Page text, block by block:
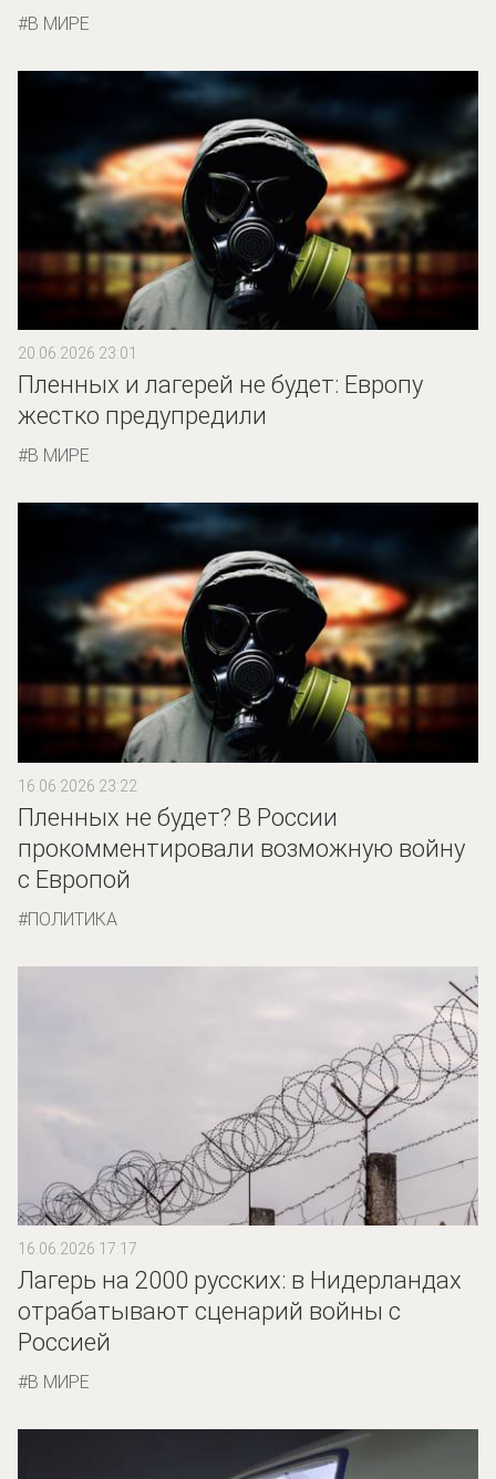
В МИРЕ
20.06.2026 23:01
Пленных и лагерей не будет: Европу
жестко предупредили
В МИРЕ
16.06.2026 23:22
Пленных не будет? В России
прокомментировали возможную войну
с Европой
ПОЛИТИКА
16.06.2026 17:17
Лагерь на 2000 русских: в Нидерландах
отрабатывают сценарий войны с
Россией
В МИРЕ